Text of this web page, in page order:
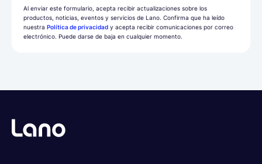
Al enviar este formulario, acepta recibir actualizaciones sobre los
productos, noticias, eventos y servicios de Lano. Confirma que ha leído
nuestra Política de privacidad y acepta recibir comunicaciones por correo
electrónico. Puede darse de baja en cualquier momento.